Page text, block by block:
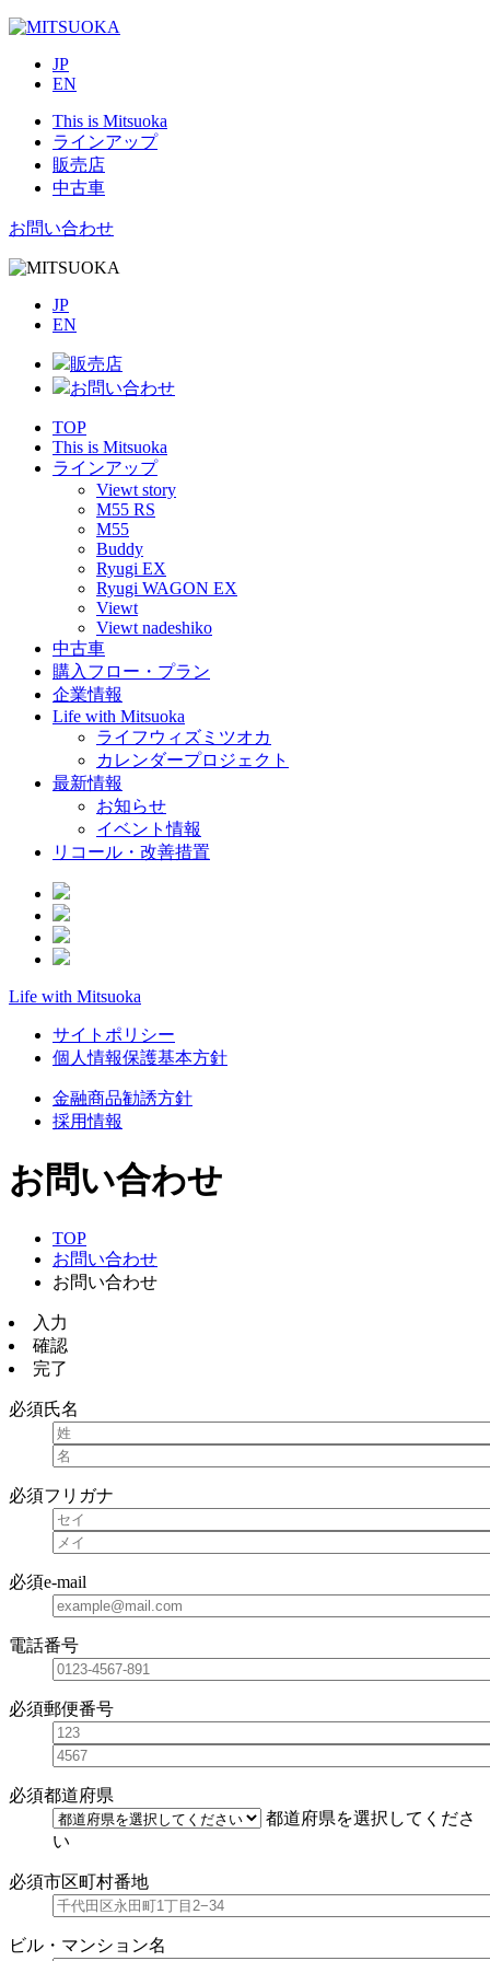
JP
EN
This is Mitsuoka
ラインアップ
販売店
中古車
お問い合わせ
JP
EN
販売店
お問い合わせ
TOP
This is Mitsuoka
ラインアップ
Viewt story
M55 RS
M55
Buddy
Ryugi EX
Ryugi WAGON EX
Viewt
Viewt nadeshiko
中古車
購入フロー・プラン
企業情報
Life with Mitsuoka
ライフウィズミツオカ
カレンダープロジェクト
最新情報
お知らせ
イベント情報
リコール・改善措置
Life with Mitsuoka
サイトポリシー
個人情報保護基本方針
金融商品勧誘方針
採用情報
お問い合わせ
TOP
お問い合わせ
お問い合わせ
入力
確認
完了
必須氏名
必須フリガナ
必須e-mail
電話番号
必須郵便番号
必須都道府県
都道府県を選択してくださ
い
必須市区町村番地
ビル・マンション名